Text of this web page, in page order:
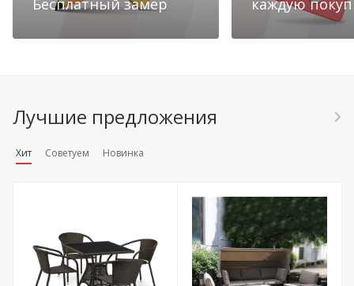
Бесплатный замер каждую
Лучшие предложения
Хит Советуем Новинка